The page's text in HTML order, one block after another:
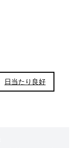
日当たり良好